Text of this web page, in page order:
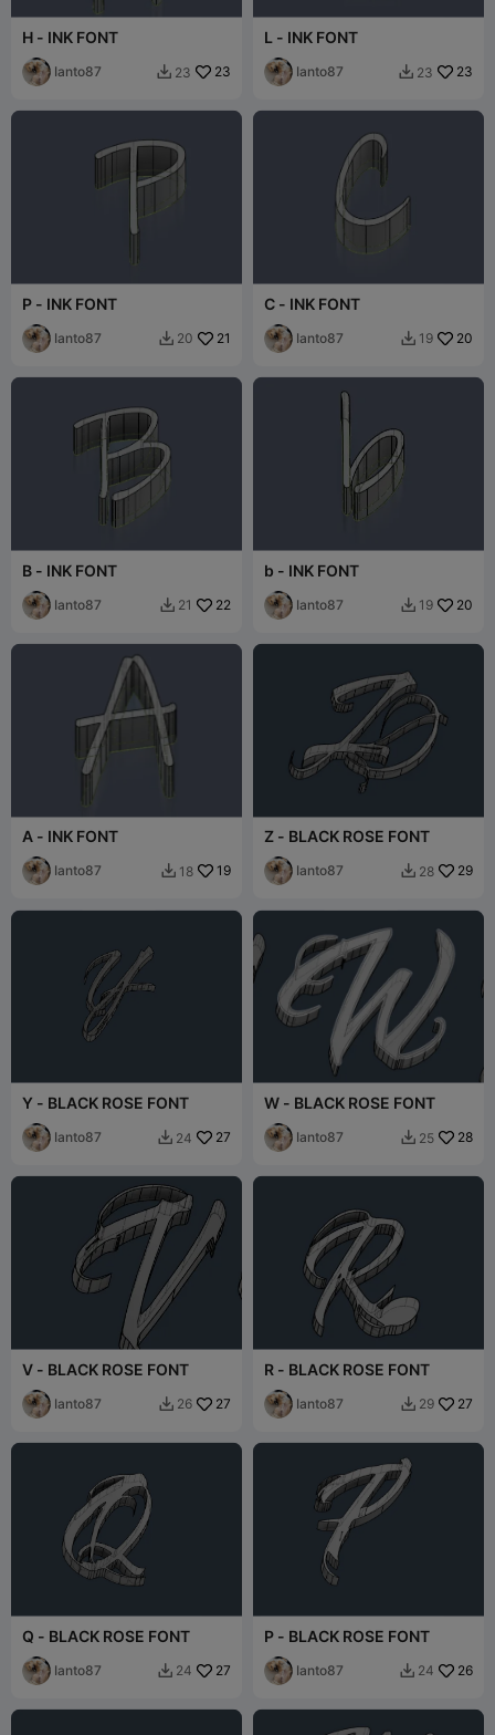
H - INK FONT
Ianto87  23 23
L - INK FONT
Ianto87  23 23
P - INK FONT
Ianto87  20 21
C - INK FONT
Ianto87  19 20
B - INK FONT
Ianto87  21 22
b - INK FONT
Ianto87  19 20
A - INK FONT
Ianto87  18 19
Z - BLACK ROSE FONT
Ianto87  28 29
Y - BLACK ROSE FONT
Ianto87  24 27
W - BLACK ROSE FONT
Ianto87  25 28
V - BLACK ROSE FONT
Ianto87  26 27
R - BLACK ROSE FONT
Ianto87  29 27
Q - BLACK ROSE FONT
Ianto87  24 27
P - BLACK ROSE FONT
Ianto87  24 26